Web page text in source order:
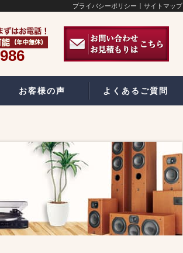
プライバシーポリシー サイトマップ
お客様の声 よくあるご質問